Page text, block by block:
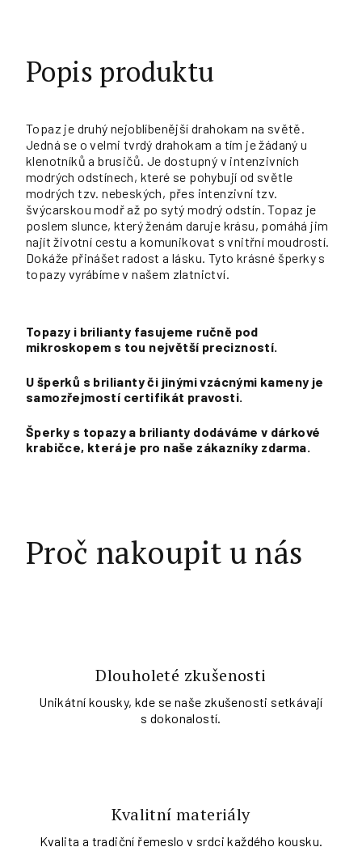
Popis produktu
Topaz je druhý nejoblíbenější drahokam na světě.
Jedná se o velmi tvrdý drahokam a tím je žádaný u
klenotníků a brusičů. Je dostupný v intenzivních
modrých odstínech, které se pohybují od světle
modrých tzv. nebeských, přes intenzivní tzv.
švýcarskou modř až po sytý modrý odstín. Topaz je
poslem slunce, který ženám daruje krásu, pomáhá jim
najít životní cestu a komunikovat s vnitřní moudrostí.
Dokáže přinášet radost a lásku. Tyto krásné šperky s
topazy vyrábíme v našem zlatnictví.
Topazy i brilianty fasujeme ručně pod
mikroskopem s tou největší precizností.
U šperků s brilianty či jinými vzácnými kameny je
samozřejmostí certifikát pravosti.
Šperky s topazy a brilianty dodáváme v dárkové
krabičce, která je pro naše zákazníky zdarma.
Proč nakoupit u nás
Dlouholeté zkušenosti
Unikátní kousky, kde se naše zkušenosti setkávají
s dokonalostí.
Kvalitní materiály
Kvalita a tradiční řemeslo v srdci každého kousku.